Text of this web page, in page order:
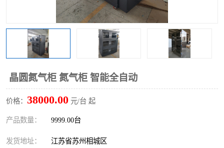
晶圆氮气柜 氮气柜 智能全自动
价格： 38000.00 元/台 起
产品数量： 9999.00台
发货地址： 江苏省苏州相城区